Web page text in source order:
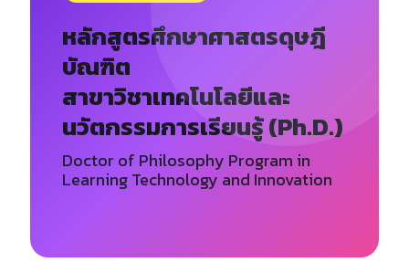
หลักสูตรศึกษาศาสตรดุษฎี
บัณฑิต
สาขาวิชาเทคโนโลยีและ
นวัตกรรมการเรียนรู้ (Ph.D.)
Doctor of Philosophy Program in
Learning Technology and Innovation